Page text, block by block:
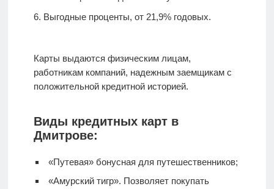
Выгодные проценты, от 21,9% годовых.
Карты выдаются физическим лицам,
работникам компаний, надежным заемщикам с
положительной кредитной историей.
Виды кредитных карт в
Дмитрове:
«Путевая» бонусная для путешественников;
«Амурский тигр». Позволяет покупать